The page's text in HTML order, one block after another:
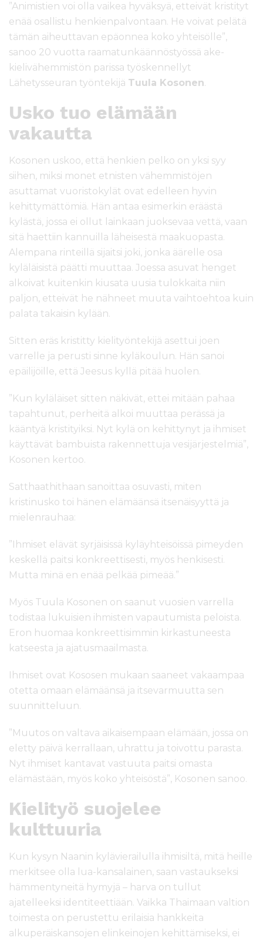
”Animistien voi olla vaikea hyväksyä, etteivät kristityt
enää osallistu henkienpalvontaan. He voivat pelätä
tämän aiheuttavan epäonnea koko yhteisölle”,
sanoo 20 vuotta raamatunkäännöstyössä ake-
kielivähemmistön parissa työskennellyt
Lähetysseuran työntekijä Tuula Kosonen.
Usko tuo elämään
vakautta
Kosonen uskoo, että henkien pelko on yksi syy
siihen, miksi monet etnisten vähemmistöjen
asuttamat vuoristokylät ovat edelleen hyvin
kehittymättömiä. Hän antaa esimerkin eräästä
kylästä, jossa ei ollut lainkaan juoksevaa vettä, vaan
sitä haettiin kannuilla läheisestä maakuopasta.
Alempana rinteillä sijaitsi joki, jonka äärelle osa
kyläläisistä päätti muuttaa. Joessa asuvat henget
alkoivat kuitenkin kiusata uusia tulokkaita niin
paljon, etteivät he nähneet muuta vaihtoehtoa kuin
palata takaisin kylään.
Sitten eräs kristitty kielityöntekijä asettui joen
varrelle ja perusti sinne kyläkoulun. Hän sanoi
epäilijöille, että Jeesus kyllä pitää huolen.
”Kun kyläläiset sitten näkivät, ettei mitään pahaa
tapahtunut, perheitä alkoi muuttaa perässä ja
kääntyä kristityiksi. Nyt kylä on kehittynyt ja ihmiset
käyttävät bambuista rakennettuja vesijärjestelmiä”,
Kosonen kertoo.
Satthaathithaan sanoittaa osuvasti, miten
kristinusko toi hänen elämäänsä itsenäisyyttä ja
mielenrauhaa:
”Ihmiset elävät syrjäisissä kyläyhteisöissä pimeyden
keskellä paitsi konkreettisesti, myös henkisesti.
Mutta minä en enää pelkää pimeää.”
Myös Tuula Kosonen on saanut vuosien varrella
todistaa lukuisien ihmisten vapautumista peloista.
Eron huomaa konkreettisimmin kirkastuneesta
katseesta ja ajatusmaailmasta.
Ihmiset ovat Kososen mukaan saaneet vakaampaa
otetta omaan elämäänsä ja itsevarmuutta sen
suunnitteluun.
”Muutos on valtava aikaisempaan elämään, jossa on
eletty päivä kerrallaan, uhrattu ja toivottu parasta.
Nyt ihmiset kantavat vastuuta paitsi omasta
elämästään, myös koko yhteisöstä”, Kosonen sanoo.
Kielityö suojelee
kulttuuria
Kun kysyn Naanin kylävierailulla ihmisiltä, mitä heille
merkitsee olla lua-kansalainen, saan vastaukseksi
hämmentyneitä hymyjä – harva on tullut
ajatelleeksi identiteettiään. Vaikka Thaimaan valtion
toimesta on perustettu erilaisia hankkeita
alkuperäiskansojen elinkeinojen kehittämiseksi, ei